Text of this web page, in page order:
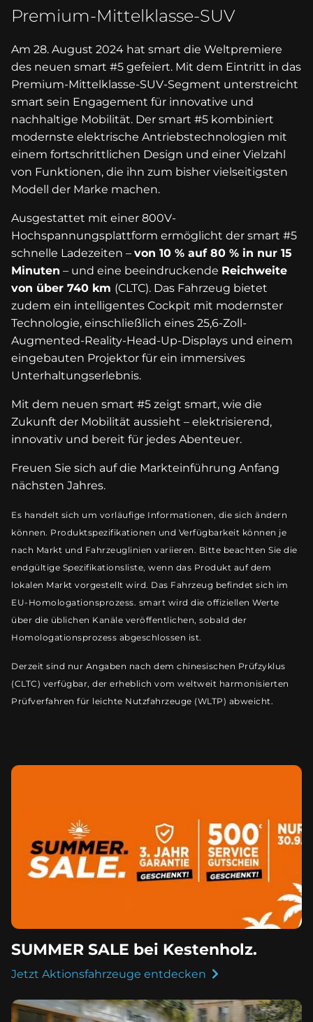
Premium-Mittelklasse-SUV
Am 28. August 2024 hat smart die Weltpremiere
des neuen smart #5 gefeiert. Mit dem Eintritt in das
Premium-Mittelklasse-SUV-Segment unterstreicht
smart sein Engagement für innovative und
nachhaltige Mobilität. Der smart #5 kombiniert
modernste elektrische Antriebstechnologien mit
einem fortschrittlichen Design und einer Vielzahl
von Funktionen, die ihn zum bisher vielseitigsten
Modell der Marke machen.
Ausgestattet mit einer 800V-
Hochspannungsplattform ermöglicht der smart #5
schnelle Ladezeiten – von 10 % auf 80 % in nur 15
Minuten – und eine beeindruckende Reichweite
von über 740 km (CLTC). Das Fahrzeug bietet
zudem ein intelligentes Cockpit mit modernster
Technologie, einschließlich eines 25,6-Zoll-
Augmented-Reality-Head-Up-Displays und einem
eingebauten Projektor für ein immersives
Unterhaltungserlebnis.
Mit dem neuen smart #5 zeigt smart, wie die
Zukunft der Mobilität aussieht – elektrisierend,
innovativ und bereit für jedes Abenteuer.
Freuen Sie sich auf die Markteinführung Anfang
nächsten Jahres.
Es handelt sich um vorläufige Informationen, die sich ändern
können. Produktspezifikationen und Verfügbarkeit können je
nach Markt und Fahrzeuglinien variieren. Bitte beachten Sie die
endgültige Spezifikationsliste, wenn das Produkt auf dem
lokalen Markt vorgestellt wird. Das Fahrzeug befindet sich im
EU-Homologationsprozess. smart wird die offiziellen Werte
über die üblichen Kanäle veröffentlichen, sobald der
Homologationsprozess abgeschlossen ist.
Derzeit sind nur Angaben nach dem chinesischen Prüfzyklus
(CLTC) verfügbar, der erheblich vom weltweit harmonisierten
Prüfverfahren für leichte Nutzfahrzeuge (WLTP) abweicht.
SUMMER SALE bei Kestenholz.
Jetzt Aktionsfahrzeuge entdecken